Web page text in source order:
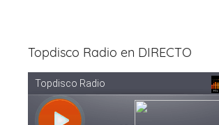
Topdisco Radio en DIRECTO